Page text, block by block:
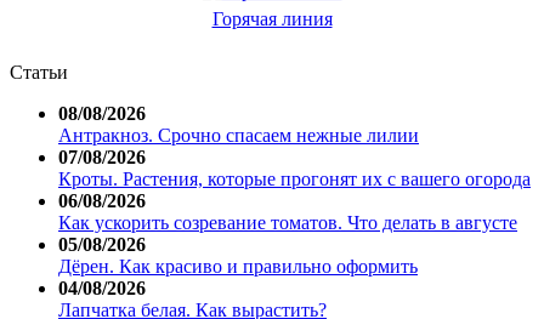
Горячая линия
Статьи
08/08/2026
Антракноз. Срочно спасаем нежные лилии
07/08/2026
Кроты. Растения, которые прогонят их с вашего огорода
06/08/2026
Как ускорить созревание томатов. Что делать в августе
05/08/2026
Дёрен. Как красиво и правильно оформить
04/08/2026
Лапчатка белая. Как вырастить?